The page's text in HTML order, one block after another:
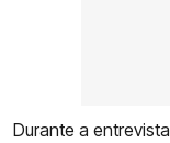
Durante a